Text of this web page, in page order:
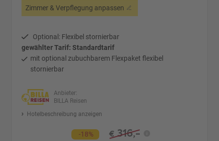
Zimmer & Verpflegung anpassen
Optional: Flexibel stornierbar
gewählter Tarif: Standardtarif
mit optional zubuchbarem Flexpaket flexibel
stornierbar
Anbieter:
BILLA Reisen
Hotelbeschreibung anzeigen
-18% € 316,-